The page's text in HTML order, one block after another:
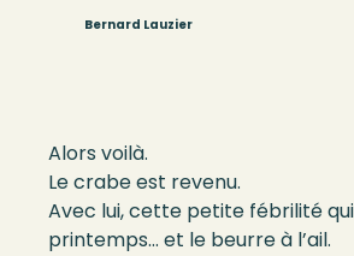
Bernard Lauzier
Alors voilà.
Le crabe est revenu.
Avec lui, cette petite fébrilité
printemps… et le beurre à l’ail.